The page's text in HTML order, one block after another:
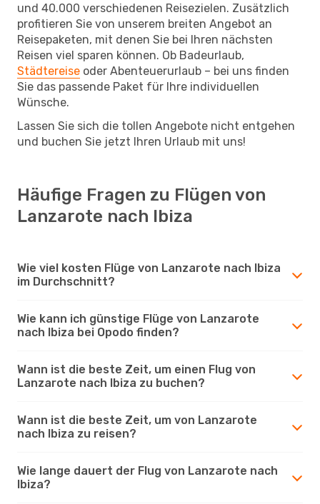
und 40.000 verschiedenen Reisezielen. Zusätzlich
profitieren Sie von unserem breiten Angebot an
Reisepaketen, mit denen Sie bei Ihren nächsten
Reisen viel sparen können. Ob Badeurlaub,
Städtereise oder Abenteuerurlaub – bei uns finden
Sie das passende Paket für Ihre individuellen
Wünsche.
Lassen Sie sich die tollen Angebote nicht entgehen
und buchen Sie jetzt Ihren Urlaub mit uns!
Häufige Fragen zu Flügen von
Lanzarote nach Ibiza
Wie viel kosten Flüge von Lanzarote nach Ibiza
im Durchschnitt?
Wie kann ich günstige Flüge von Lanzarote
nach Ibiza bei Opodo finden?
Wann ist die beste Zeit, um einen Flug von
Lanzarote nach Ibiza zu buchen?
Wann ist die beste Zeit, um von Lanzarote
nach Ibiza zu reisen?
Wie lange dauert der Flug von Lanzarote nach
Ibiza?